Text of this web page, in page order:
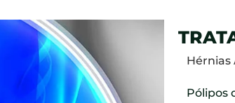
Hérnias
Pólipos